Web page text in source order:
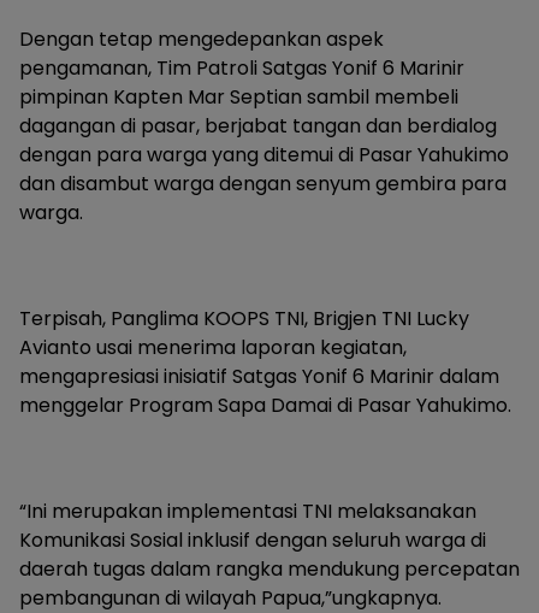
Dengan tetap mengedepankan aspek
pengamanan, Tim Patroli Satgas Yonif 6 Marinir
pimpinan Kapten Mar Septian sambil membeli
dagangan di pasar, berjabat tangan dan berdialog
dengan para warga yang ditemui di Pasar Yahukimo
dan disambut warga dengan senyum gembira para
warga.
Terpisah, Panglima KOOPS TNI, Brigjen TNI Lucky
Avianto usai menerima laporan kegiatan,
mengapresiasi inisiatif Satgas Yonif 6 Marinir dalam
menggelar Program Sapa Damai di Pasar Yahukimo.
“Ini merupakan implementasi TNI melaksanakan
Komunikasi Sosial inklusif dengan seluruh warga di
daerah tugas dalam rangka mendukung percepatan
pembangunan di wilayah Papua,”ungkapnya.